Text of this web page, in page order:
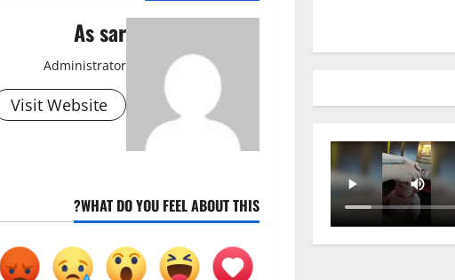
As sar
Administrator
Visit Website
WHAT DO YOU FEEL ABOUT THIS?